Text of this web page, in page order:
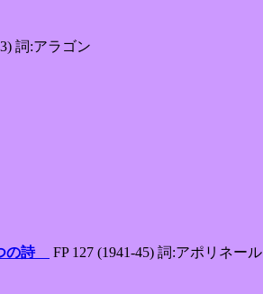
詞:アラゴン
の詩 FP 127 (1941-45) 詞:アポリネール